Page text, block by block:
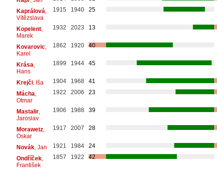
Kaprálová,
Vítězslava
1915 1940 25
Kopelent,
Marek
1932 2023 13
Kovarovic,
Karel
1862 1920 40
Krása,
Hans
1899 1944 45
Krejči, Iša 1904 1968
41
Mácha,
Otmar
1922 2006 23
Mastalir,
Jaroslav
1906 1988 39
Morawetz,
Oskar
1917 2007 28
Novák, Jan 1921 1984
24
Ondříček,
František
1857 1922 42